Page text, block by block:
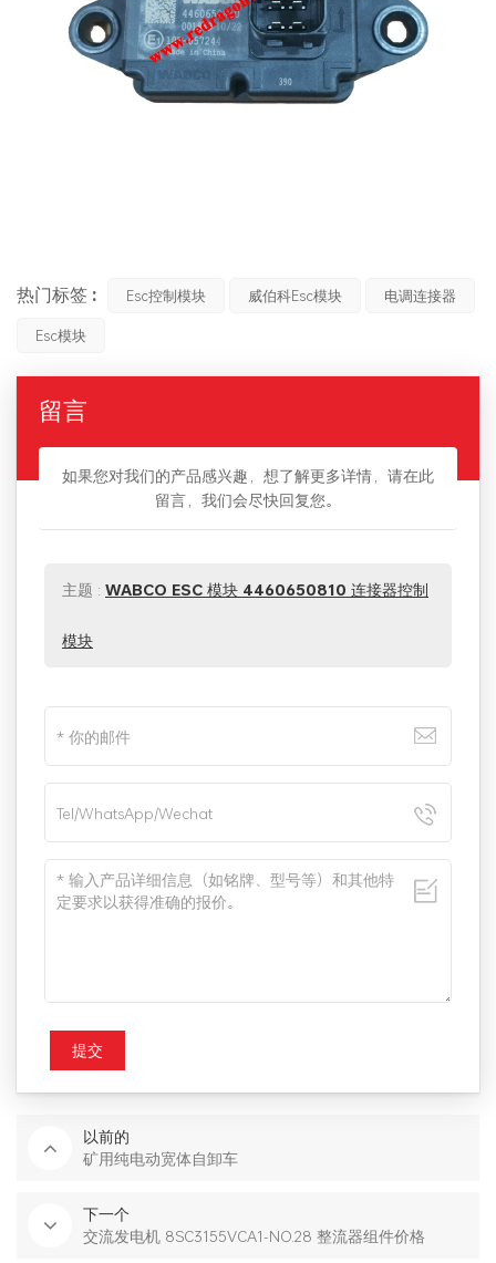
热门标签 : Esc控制模块 威伯科esc模块
电调连接器
Esc模块
留言
如果您对我们的产品感兴趣，想了解更多详情，请在此
留言，我们会尽快回复您。
主题 : WABCO ESC 模块 4460650810 连接器控制
模块
提交
以前的
矿用纯电动宽体自卸车
下一个
交流发电机 8SC3155VCA1-NO.28 整流器组件价格